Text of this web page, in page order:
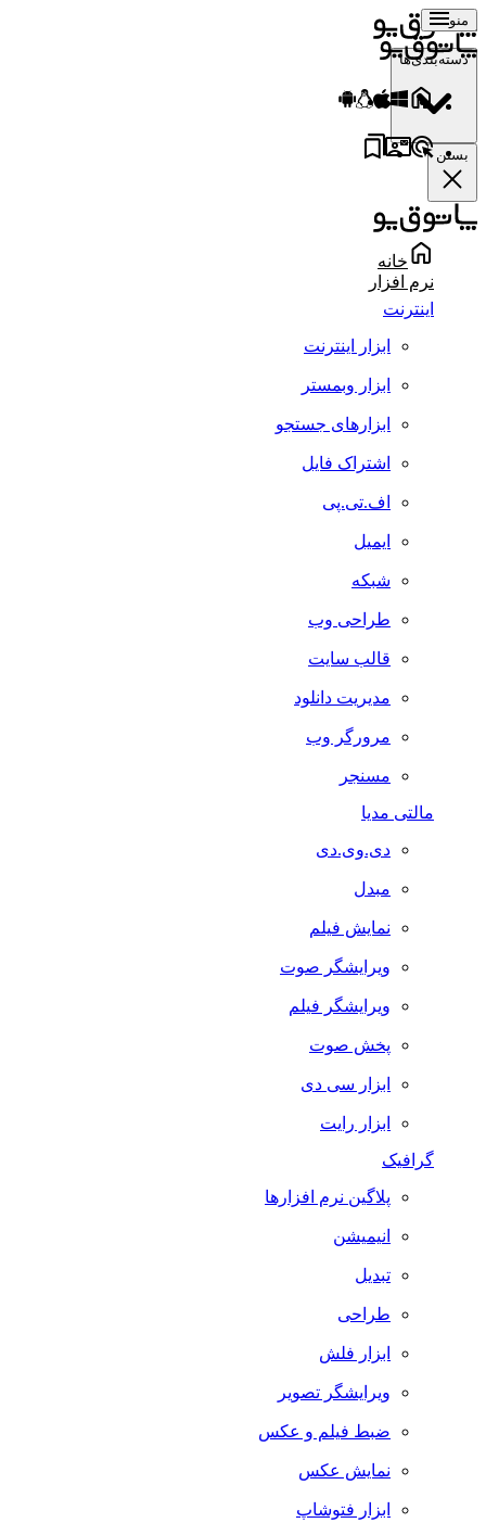
منو
دسته‌بندی‌ها
بستن
خانه
نرم افزار
اینترنت
ابزار اینترنت
ابزار وبمستر
ابزارهای جستجو
اشتراک فایل
اف.تی.پی
ایمیل
شبکه
طراحی وب
قالب سایت
مدیریت دانلود
مرورگر وب
مسنجر
مالتی مدیا
دی.وی.دی
مبدل
نمایش فیلم
ویرایشگر صوت
ویرایشگر فیلم
پخش صوت
ابزار سی دی
ابزار رایت
گرافیک
پلاگین نرم افزارها
انیمیشن
تبدیل
طراحی
ابزار فلش
ویرایشگر تصویر
ضبط فيلم و عكس
نمایش عکس
ابزار فتوشاپ